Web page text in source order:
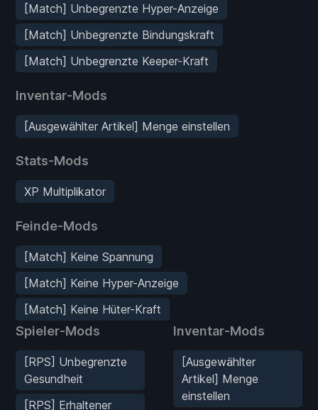
[Match] Unbegrenzte Hyper-Anzeige
[Match] Unbegrenzte Bindungskraft
[Match] Unbegrenzte Keeper-Kraft
Inventar-Mods
[Ausgewählter Artikel] Menge einstellen
Stats-Mods
XP Multiplikator
Feinde-Mods
[Match] Keine Spannung
[Match] Keine Hyper-Anzeige
[Match] Keine Hüter-Kraft
Spieler-Mods
[RPS] Unbegrenzte
Gesundheit
[RPS] Erhaltener
Inventar-Mods
[Ausgewählter
Artikel] Menge
einstellen